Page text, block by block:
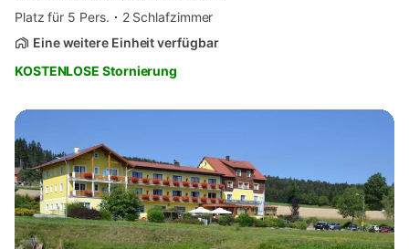
Platz für 5 Pers.
2 Schlafzimmer
Eine weitere Einheit verfügbar
KOSTENLOSE Stornierung